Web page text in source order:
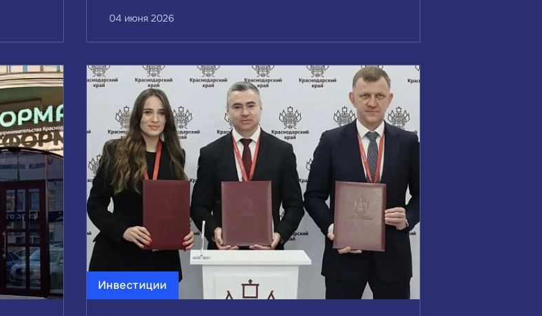
04 июня 2026
Инвестиции